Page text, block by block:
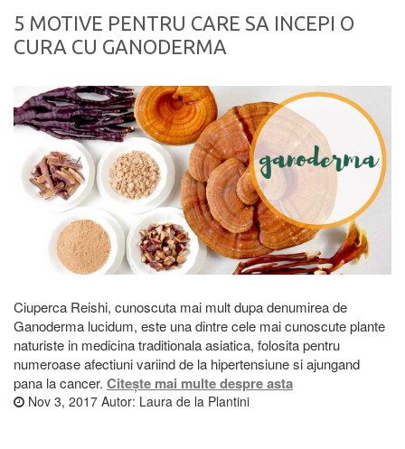
5 MOTIVE PENTRU CARE SA INCEPI O
CURA CU GANODERMA
Ciuperca Reishi, cunoscuta mai mult dupa denumirea de
Ganoderma lucidum, este una dintre cele mai cunoscute plante
naturiste in medicina traditionala asiatica, folosita pentru
numeroase afectiuni variind de la hipertensiune si ajungand
pana la cancer. Citește mai multe despre asta
Nov 3, 2017 Autor: Laura de la Plantini